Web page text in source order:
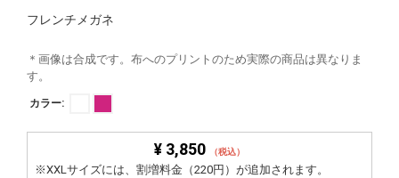
フレンチメガネ
＊画像は合成です。布へのプリントのため実際の商品は異なりま
す。
カラー:
¥ 3,850 （税込）
※XXLサイズには、割増料金（220円）が追加されます。